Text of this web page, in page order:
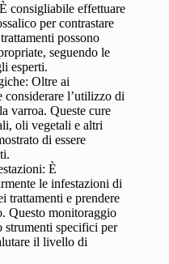
consigliabile effettuare
per contrastare
possono
seguendo le
esperti.
Oltre ai
l’utilizzo di
varroa. Queste cure
oli vegetali e altri
di essere
È
le infestazioni di
trattamenti e prendere
Questo monitoraggio
strumenti specifici per
il livello di